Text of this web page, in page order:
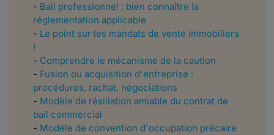
- Bail professionnel : bien connaître la
réglementation applicable
- Le point sur les mandats de vente immobiliers
!
- Comprendre le mécanisme de la caution
- Fusion ou acquisition d'entreprise :
procédures, rachat, négociations
- Modèle de résiliation amiable du contrat de
bail commercial
- Modèle de convention d'occupation précaire